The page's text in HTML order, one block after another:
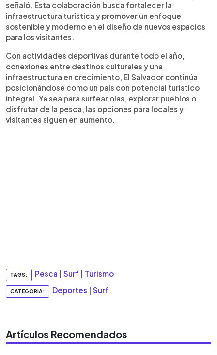
señaló. Esta colaboración busca fortalecer la
infraestructura turística y promover un enfoque
sostenible y moderno en el diseño de nuevos espacios
para los visitantes.
Con actividades deportivas durante todo el año,
conexiones entre destinos culturales y una
infraestructura en crecimiento, El Salvador continúa
posicionándose como un país con potencial turístico
integral. Ya sea para surfear olas, explorar pueblos o
disfrutar de la pesca, las opciones para locales y
visitantes siguen en aumento.
TAGS: Pesca Surf Turismo
CATEGORIA: Deportes Surf
Artículos Recomendados